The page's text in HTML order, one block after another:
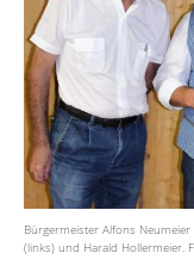
Bürgermeister Alfons
(links) und Harald Hollermeier.